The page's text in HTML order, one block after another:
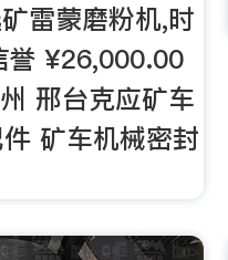
雷蒙磨粉机,时
誉 ¥26,000.00
邢台克应矿车
矿车机械密封